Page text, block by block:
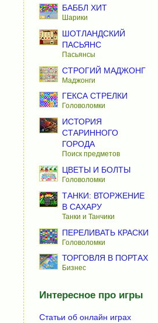
БАББЛ ХИТ
Шарики
ШОТЛАНДСКИЙ
ПАСЬЯНС
Пасьянсы
СТРОГИЙ МАДЖОНГ
Маджонги
ГЕКСА СТРЕЛКИ
Головоломки
ИСТОРИЯ
СТАРИННОГО
ГОРОДА
Поиск предметов
ЦВЕТЫ И БОЛТЫ
Головоломки
ТАНКИ: ВТОРЖЕНИЕ
В САХАРУ
Танки и Танчики
ПЕРЕЛИВАТЬ КРАСКИ
Головоломки
ТОРГОВЛЯ В ПОРТАХ
Бизнес
Интересное про игры
Статьи об онлайн играх